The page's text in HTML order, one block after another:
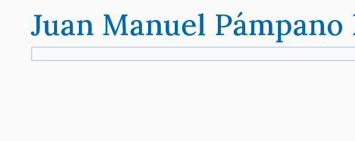
Juan Manuel